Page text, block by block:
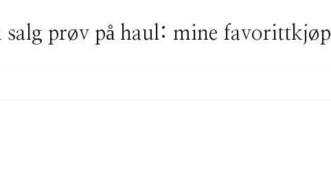
salg prøv på haul: mine favorittkjøp